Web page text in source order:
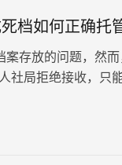
档如何正确托
存放的问题，然
社局拒绝接收，只